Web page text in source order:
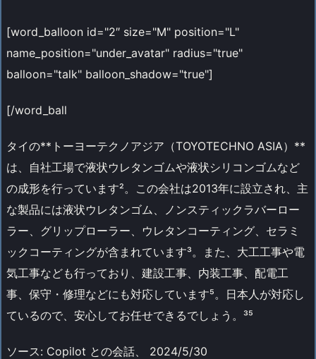
[word_balloon id="2″ size="M" position="L"
name_position="under_avatar" radius="true"
balloon="talk" balloon_shadow="true"]
[/word_ball
タイの**トーヨーテクノアジア（TOYOTECHNO ASIA）**
は、自社工場で液状ウレタンゴムや液状シリコンゴムなど
の成形を行っています²。この会社は2013年に設立され、主
な製品には液状ウレタンゴム、ノンスティックラバーロー
ラー、グリップローラー、ウレタンコーティング、セラミ
ックコーティングが含まれています³。また、大工工事や電
気工事なども行っており、建設工事、内装工事、配電工
事、保守・修理などにも対応しています⁵。日本人が対応し
ているので、安心してお任せできるでしょう。³⁵
ソース: Copilot との会話、 2024/5/30